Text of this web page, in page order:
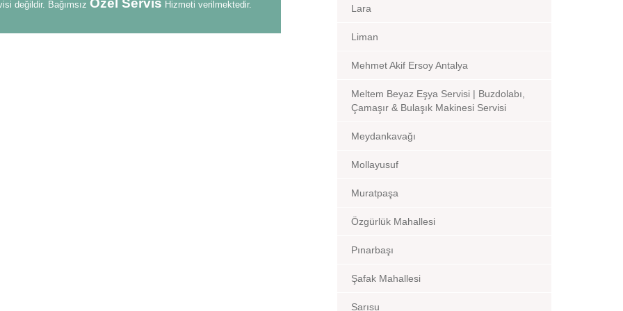
değildir. Bağımsız Özel Servis Hizmeti verilmektedir. Lara
Liman
Mehmet Akif Ersoy Antalya
Meltem Beyaz Eşya Servisi | Buzdolabı,
Çamaşır & Bulaşık Makinesi Servisi
Meydankavağı
Mollayusuf
Muratpaşa
Özgürlük Mahallesi
Pınarbaşı
Şafak Mahallesi
Sarısu